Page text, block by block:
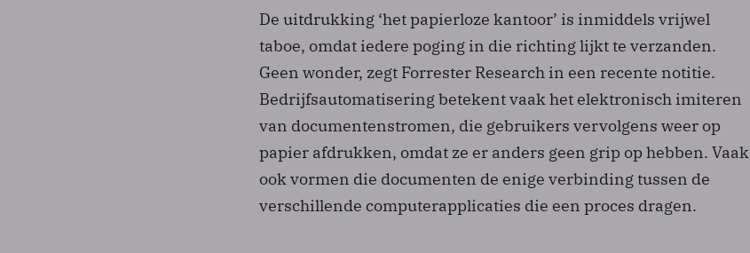
De uitdrukking ‘het papierloze kantoor’ is inmiddels vrijwel
taboe, omdat iedere poging in die richting lijkt te verzanden.
Geen wonder, zegt Forrester Research in een recente notitie.
Bedrijfsautomatisering betekent vaak het elektronisch imiteren
van documentenstromen, die gebruikers vervolgens weer op
papier afdrukken, omdat ze er anders geen grip op hebben. Vaak
ook vormen die documenten de enige verbinding tussen de
verschillende computerapplicaties die een proces dragen.